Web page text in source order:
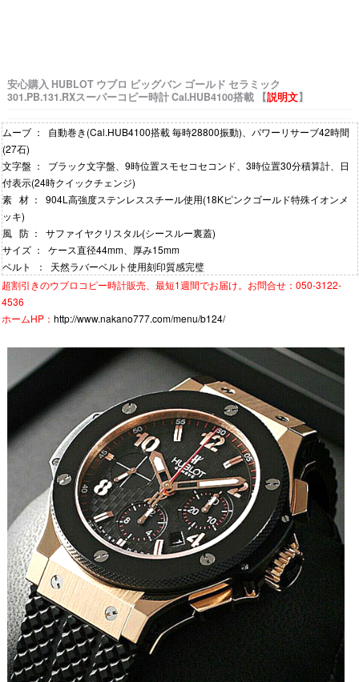
安心購入 HUBLOT ウブロ ビッグバン ゴールド セラミック
301.PB.131.RXスーパーコピー時計 Cal.HUB4100搭載 【説明文】
ムーブ ： 自動巻き(Cal.HUB4100搭載 毎時28800振動)、パワーリサーブ42時間
(27石)
文字盤 ： ブラック文字盤、9時位置スモセコセコンド、3時位置30分積算計、日
付表示(24時クイックチェンジ)
素 材 ： 904L高強度ステンレススチール使用(18Kピンクゴールド特殊イオンメ
ッキ)
風 防 ： サファイヤクリスタル(シースルー裏蓋)
サイズ ： ケース直径44mm、厚み15mm
ベルト ： 天然ラバーベルト使用刻印質感完璧
超割引きのウブロコピー時計販売、最短1週間でお届け。お問合せ：050-3122-
4536
ホームHP： http://www.nakano777.com/menu/b124/